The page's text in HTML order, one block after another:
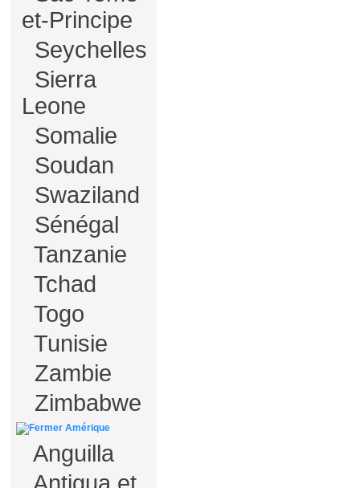
et-Principe
Seychelles
Sierra
Leone
Somalie
Soudan
Swaziland
Sénégal
Tanzanie
Tchad
Togo
Tunisie
Zambie
Zimbabwe
Amérique
Anguilla